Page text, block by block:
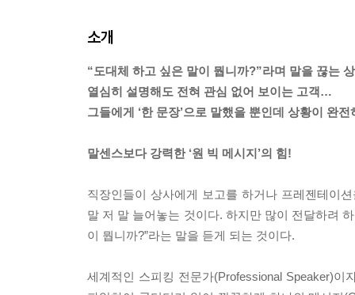
소개
“도대체 하고 싶은 말이 뭡니까?”라며 말을 끊는
열심히 설명해도 전혀 관심 없어 보이는 고객…
그들에게 ‘한 문장’으로 말했을 뿐인데 상황이 완
말센스보다 강력한 ‘원 빅 메시지’의 힘!
직장인들이 상사에게 보고를 하거나 프레젠테이
말 저 말 늘어놓는 것이다. 하지만 많이 전달하려
이 뭡니까?”라는 말을 듣게 되는 것이다.
세계적인 스피킹 전문가(Professional Speaker)이